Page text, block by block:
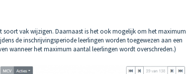
soort vak wijzigen. Daarnaast is het ook mogelijk om het maximum
de inschrijvingsperiode leerlingen worden toegewezen aan een
wanneer het maximum aantal leerlingen wordt overschreden.)